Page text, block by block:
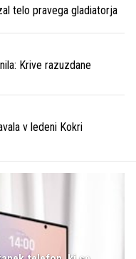
telo pravega gladiatorja
Krive razuzdane
v ledeni Kokri